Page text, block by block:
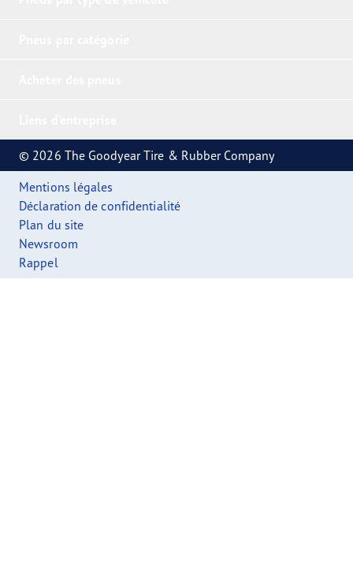
© 2026 The Goodyear Tire & Rubber Company
Mentions légales
Déclaration de confidentialité
Plan du site
Newsroom
Rappel